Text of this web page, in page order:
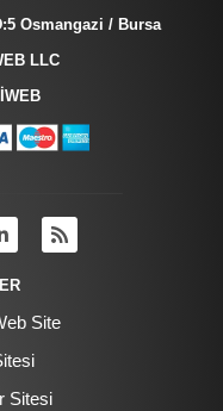
Osmangazi / Bursa
LLC
Site
Sitesi